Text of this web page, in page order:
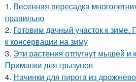
1. Весенняя пересадка
правильно
2. Готовим дачный участок к зиме.
к консервации на зиму
3. Эти растения отпугнут мышей и
Приманки для грызунов
4. Начинки для пирога из